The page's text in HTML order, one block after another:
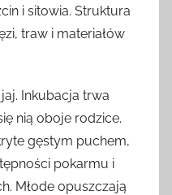
i sitowia. Struktura
traw i materiałów
Inkubacja trwa
nią oboje rodzice.
gęstym puchem,
pokarmu i
Młode opuszczają